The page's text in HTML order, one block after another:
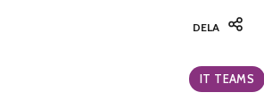
DELA
IT TEAMS